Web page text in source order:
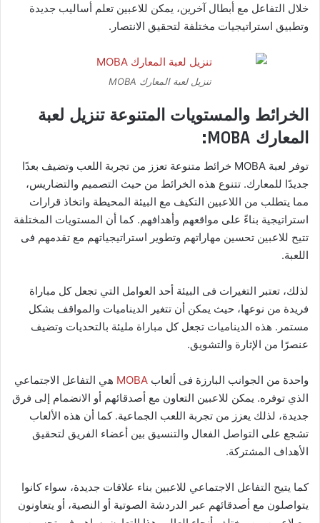
خلال التفاعل مع أبطال آخرين، يمكن للاعبين تعلم أساليب جديدة
وتطبيق استراتيجيات مختلفة لتحقيق الانتصار.
تنزيل لعبة المعارك MOBA
الخرائط والمستويات المتنوعة تنزيل لعبة
المعارك MOBA:
توفر لعبة MOBA خرائط متنوعة تعزز من تجربة اللعب وتضيف بعدًا
جديدًا للمعارك. تتنوع هذه الخرائط من حيث التصميم والتضاريس،
مما يتطلب من اللاعبين التكيف مع البيئة المحيطة واتخاذ قرارات
استراتيجية بناءً على مواقعهم وأهدافهم. كما أن المستويات المختلفة
تتيح للاعبين تحسين مهاراتهم وتطوير استراتيجياتهم مع تقدمهم فى
اللعبة.
لذلك، تعتبر التغيرات فى البيئة أحد العوامل التي تجعل كل مباراة
فريدة من نوعها، حيث يمكن أن تتغير الديناميات والمواقف بشكل
مستمر. هذه الديناميات تجعل كل مباراة مليئة بالتحديات وتضيف
عنصرًا من الإثارة والتشويق.
واحدة من الجوانب البارزة فى ألعاب MOBA هي التفاعل الاجتماعي
الذي توفره. يمكن للاعبين التعاون مع أصدقائهم أو الانضمام إلى فرق
جديدة، لذلك يعزز من تجربة اللعب الجماعية. كما أن هذه الألعاب
تشجع على التواصل الفعال والتنسيق بين أعضاء الفريق لتحقيق
الأهداف المشتركة.
كما يتيح التفاعل الاجتماعي للاعبين بناء علاقات جديدة، سواء كانوا
يتواصلون مع أصدقائهم عبر الدردشة الصوتية أو النصية، أو يتعاونون